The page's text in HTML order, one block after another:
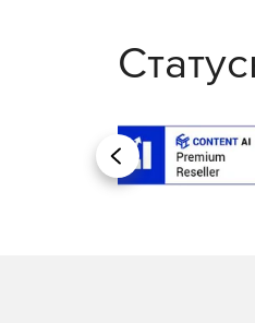
Назад